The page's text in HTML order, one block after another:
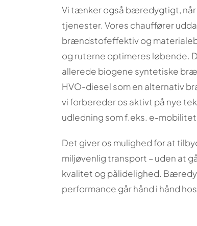
Vi tænker også bæredygtigt,
tjenester. Vores chauffører
brændstofeffektiv og
og ruterne optimeres løbende.
allerede biogene syntetiske
HVO-diesel som en alternativ
vi forbereder os aktivt på nye
udledning som f.eks. e-
Det giver os mulighed for at
miljøvenlig transport – uden at
kvalitet og pålidelighed.
performance går hånd i hånd